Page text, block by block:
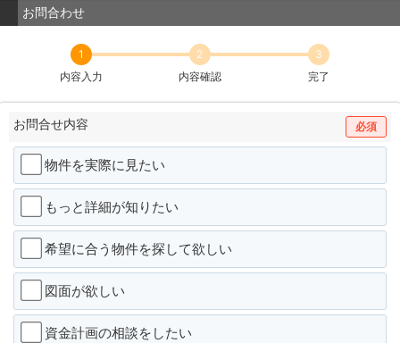
お問合わせ
1
内容入力
2
内容確認
3
完了
お問合せ内容 必須
物件を実際に見たい
もっと詳細が知りたい
希望に合う物件を探して欲しい
図面が欲しい
資金計画の相談をしたい